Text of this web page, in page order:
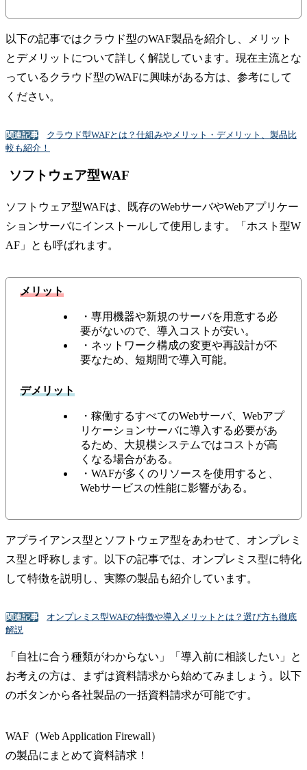
以下の記事ではクラウド型のWAF製品を紹介し、メリット
とデメリットについて詳しく解説しています。現在主流とな
っているクラウド型のWAFに興味がある方は、参考にして
ください。
関連記事
クラウド型WAFとは？仕組みやメリット・デメリット、製品比
較も紹介！
ソフトウェア型WAF
ソフトウェア型WAFは、既存のWebサーバやWebアプリケー
ションサーバにインストールして使用します。「ホスト型W
AF」とも呼ばれます。
メリット
・専用機器や新規のサーバを用意する必
要がないので、導入コストが安い。
・ネットワーク構成の変更や再設計が不
要なため、短期間で導入可能。
デメリット
・稼働するすべてのWebサーバ、Webアプ
リケーションサーバに導入する必要があ
るため、大規模システムではコストが高
くなる場合がある。
・WAFが多くのリソースを使用すると、
Webサービスの性能に影響がある。
アプライアンス型とソフトウェア型をあわせて、オンプレミ
ス型と呼称します。以下の記事では、オンプレミス型に特化
して特徴を説明し、実際の製品も紹介しています。
関連記事
オンプレミス型WAFの特徴や導入メリットとは？選び方も徹底
解説
「自社に合う種類がわからない」「導入前に相談したい」と
お考えの方は、まずは資料請求から始めてみましょう。以下
のボタンから各社製品の一括資料請求が可能です。
WAF（Web Application Firewall）
の製品にまとめて資料請求！